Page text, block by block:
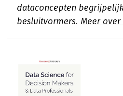
dataconcepten
besluitvormers. Meer over